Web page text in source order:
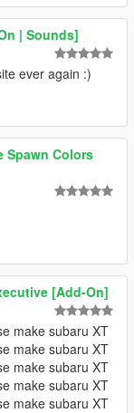
| Sounds]
ever again :)
Spawn Colors
[Add-On]
make subaru XT
make subaru XT
make subaru XT
make subaru XT
make subaru XT